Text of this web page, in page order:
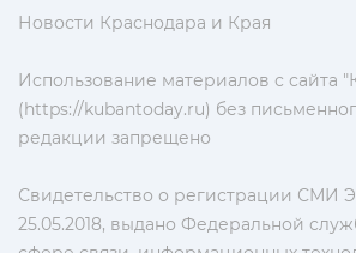
Новости Краснодара и Края
Использование материалов с сайта
(https://kubantoday.ru) без
редакции запрещено
Свидетельство о регистрации СМИ
25.05.2018, выдано Федеральной